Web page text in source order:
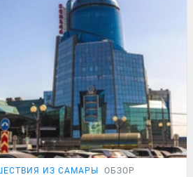
ИЗ САМАРЫ ОБЗОР